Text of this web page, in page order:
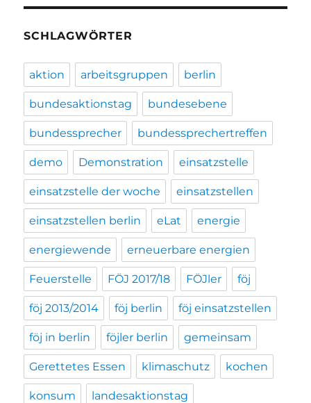
SCHLAGWÖRTER
aktion arbeitsgruppen berlin
bundesaktionstag bundesebene
bundessprecher bundessprechertreffen
demo Demonstration einsatzstelle
einsatzstelle der woche einsatzstellen
einsatzstellen berlin eLat energie
energiewende erneuerbare energien
Feuerstelle FÖJ 2017/18 FÖJler föj
föj 2013/2014 föj berlin föj einsatzstellen
föj in berlin föjler berlin gemeinsam
Gerettetes Essen klimaschutz kochen
konsum landesaktionstag